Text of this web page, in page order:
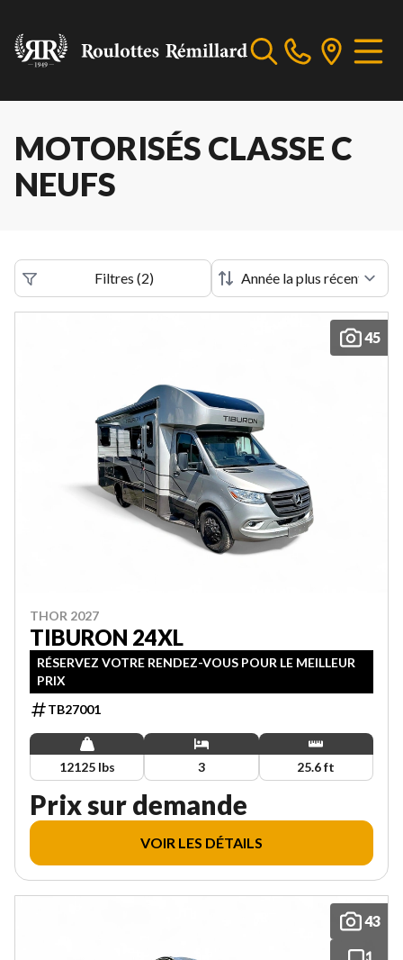
MOTORISÉS CLASSE C
NEUFS
Filtres (2)
45
THOR 2027
TIBURON 24XL
RÉSERVEZ VOTRE RENDEZ-VOUS POUR LE MEILLEUR
PRIX
TB27001
12125 lbs 3 25.6 ft
Prix sur demande
VOIR LES DÉTAILS
43